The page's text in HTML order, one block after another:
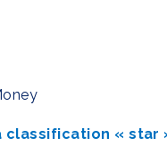
classification « star